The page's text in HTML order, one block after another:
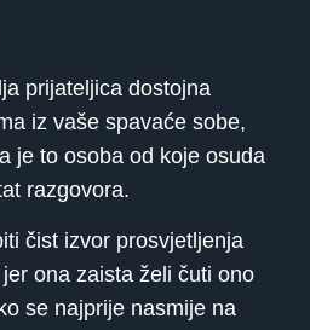
prijateljica dostojna
iz vaše spavaće sobe,
je to osoba od koje osuda
razgovora.
čist izvor prosvjetljenja
ona zaista želi čuti ono
se najprije nasmije na